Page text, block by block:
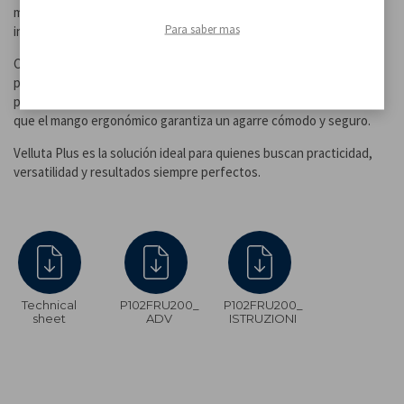
mientras que el picador de 500 ml permite triturar fácilmente
ingredientes como verduras, hierbas aromáticas y frutos secos.
Completa el conjunto el vaso medidor de 700 ml, perfecto para
preparaciones precisas. Las dos velocidades seleccionables
permiten adaptar el funcionamiento a cada necesidad, mientras
que el mango ergonómico garantiza un agarre cómodo y seguro.
Velluta Plus es la solución ideal para quienes buscan practicidad,
versatilidad y resultados siempre perfectos.
Technical
sheet
P102FRU200_
ADV
P102FRU200_
ISTRUZIONI
Para saber mas